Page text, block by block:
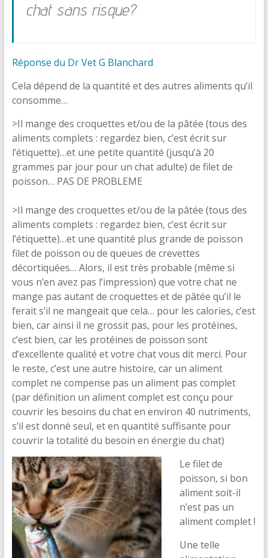
chat sans risque?
Réponse du Dr Vet G Blanchard
Cela dépend de la quantité et des autres aliments qu’il
consomme…
>Il mange des croquettes et/ou de la pâtée (tous des
aliments complets : regardez bien, c’est écrit sur
l’étiquette)…et une petite quantité (jusqu’à 20
grammes par jour pour un chat adulte) de filet de
poisson… PAS DE PROBLEME
>Il mange des croquettes et/ou de la pâtée (tous des
aliments complets : regardez bien, c’est écrit sur
l’étiquette)…et une quantité plus grande de poisson
filet de poisson ou de queues de crevettes
décortiquées… Alors, il est très probable (même si
vous n’en avez pas l’impression) que votre chat ne
mange pas autant de croquettes et de pâtée qu’il le
ferait s’il ne mangeait que cela… pour les calories, c’est
bien, car ainsi il ne grossit pas, pour les protéines,
c’est bien, car les protéines de poisson sont
d’excellente qualité et votre chat vous dit merci. Pour
le reste, c’est une autre histoire, car un aliment
complet ne compense pas un aliment pas complet
(par définition un aliment complet est conçu pour
couvrir les besoins du chat en environ 40 nutriments,
s’il est donné seul, et en quantité suffisante pour
couvrir la totalité du besoin en énergie du chat)
Le filet de
poisson, si bon
aliment soit-il
n’est pas un
aliment complet !
Une telle